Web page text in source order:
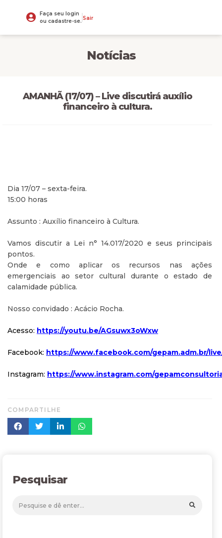
Faça seu login
ou cadastre-se. Sair
Notícias
AMANHÃ (17/07) – Live discutirá auxílio
financeiro à cultura.
Dia 17/07 – sexta-feira.
15:00 horas
Assunto : Auxílio financeiro à Cultura.
Vamos discutir a Lei n° 14.017/2020 e seus principais
pontos.
Onde e como aplicar os recursos nas ações
emergenciais ao setor cultural durante o estado de
calamidade pública.
Nosso convidado : Acácio Rocha.
Acesso: https://youtu.be/AGsuwx3oWxw
Facebook: https://www.facebook.com/gepam.adm.br/live
Instagram: https://www.instagram.com/
COMPARTILHE
Pesquisar